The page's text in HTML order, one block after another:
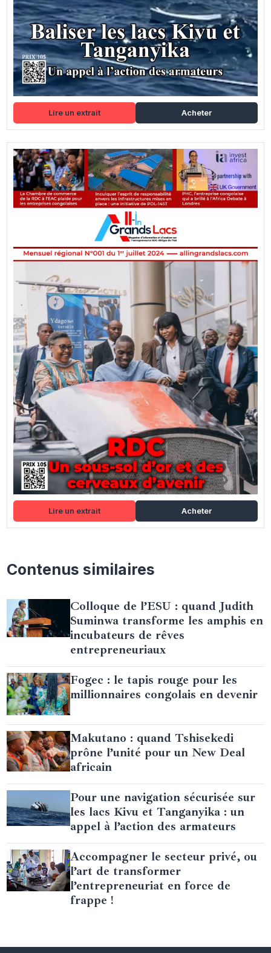
Lire un extrait Acheter
Lire un extrait Acheter
Contenus similaires
Colloque de l’ESU : quand Judith
Suminwa transforme les amphis en
incubateurs de rêves
entrepreneuriaux
Fogec : le tapis rouge pour les
millionnaires congolais en devenir
Makutano : quand Tshisekedi
prône l’unité pour un New Deal
africain
Pour une navigation sécurisée sur
les lacs Kivu et Tanganyika : un
appel à l’action des armateurs
Accompagner le secteur privé, ou
l’art de transformer
l’entrepreneuriat en force de
frappe !